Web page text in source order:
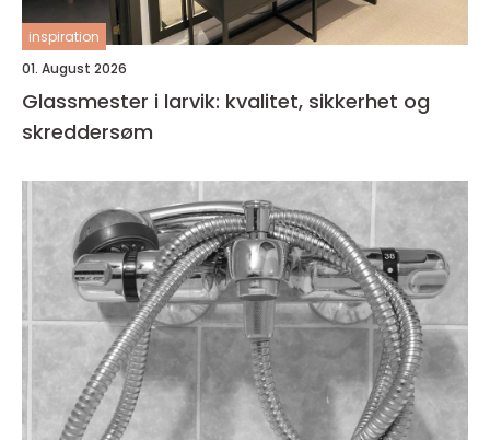
inspiration
01. August 2026
Glassmester i larvik: kvalitet, sikkerhet og
skreddersøm